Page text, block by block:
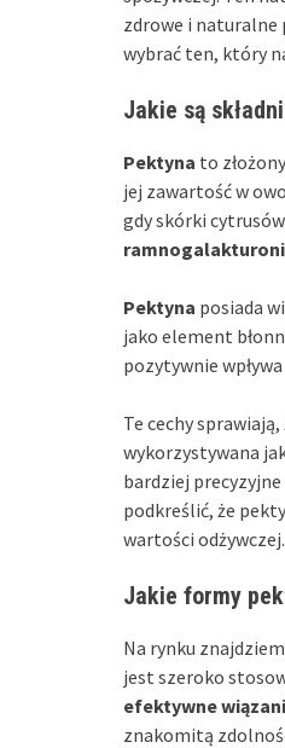
zdrowe i naturalne
wybrać ten, który
Jakie są
Pektyna to
jej zawartość w
gdy skórki
Pektyna posiada
jako element
pozytywnie
Te cechy
wykorzystywana
bardziej
podkreślić, że
wartości odżywczej.
Jakie formy
Na rynku
jest szeroko
efektywne
znakomitą